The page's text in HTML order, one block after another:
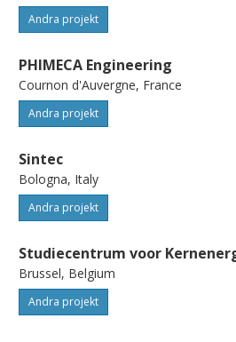
Andra projekt
PHIMECA Engineering
Cournon d'Auvergne, France
Andra projekt
Sintec
Bologna, Italy
Andra projekt
Studiecentrum voor
Brussel, Belgium
Andra projekt